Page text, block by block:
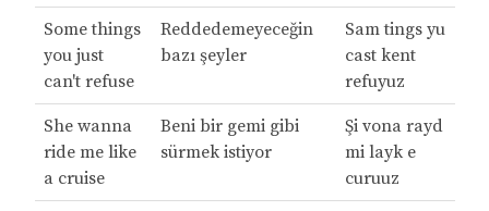
Some things
you just
can't refuse
Reddedemeyeceğin
bazı şeyler
Sam tings yu
cast kent
refuyuz
She wanna
ride me like
a cruise
Beni bir gemi gibi
sürmek istiyor
Şi vona rayd
mi layk e
curuuz